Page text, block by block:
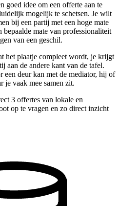
goed idee om een offerte aan te
mogelijk te schetsen. Je wilt
bij een partij met een hoge mate
mate van professionaliteit
van een geschil.
het plaatje compleet wordt, je krijgt
aan de andere kant van de tafel.
deur kan met de mediator, hij of
je vaak mee samen zit.
3 offertes van lokale en
op te vragen en zo direct inzicht